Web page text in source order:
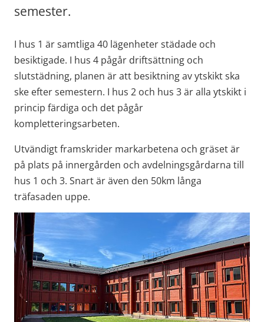
semester.
I hus 1 är samtliga 40 lägenheter städade och
besiktigade. I hus 4 pågår driftsättning och
slutstädning, planen är att besiktning av ytskikt ska
ske efter semestern. I hus 2 och hus 3 är alla ytskikt i
princip färdiga och det pågår
kompletteringsarbeten.
Utvändigt framskrider markarbetena och gräset är
på plats på innergården och avdelningsgårdarna till
hus 1 och 3. Snart är även den 50km långa
träfasaden uppe.